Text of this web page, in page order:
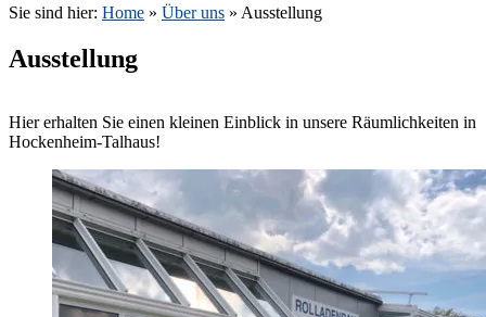
Sie sind hier: Home » Über uns » Ausstellung
Ausstellung
Hier erhalten Sie einen kleinen Einblick in unsere Räumlichkeiten in
Hockenheim-Talhaus!